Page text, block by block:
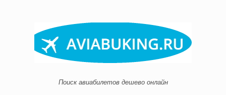
Поиск авиабилетов дешево онлайн